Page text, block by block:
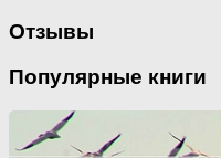
Отзывы
Популярные книги